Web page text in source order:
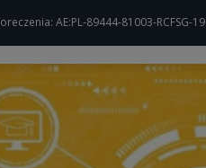
AE:PL-89444-81003-RCFSG-19